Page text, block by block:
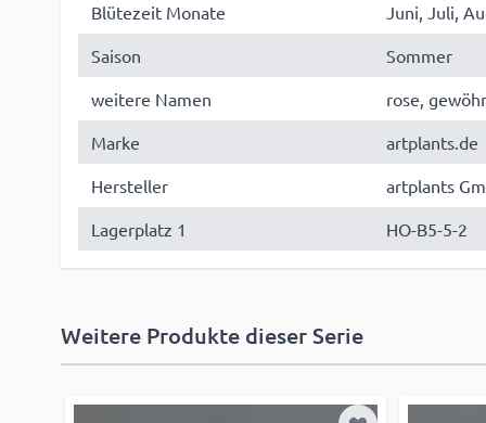
Blütezeit Monate
Juni, Juli,
Saison
Sommer
weitere Namen
rose,
Marke
artplants.de
Hersteller
artplants
Lagerplatz 1
HO-B5-5-2
Weitere Produkte dieser Serie